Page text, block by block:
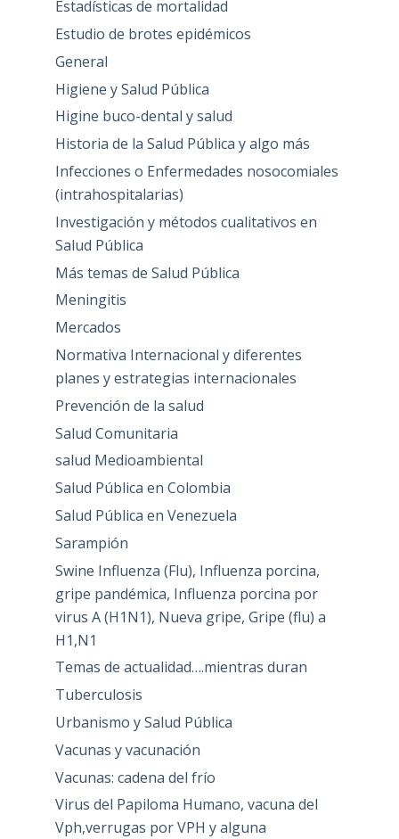
Estadísticas de mortalidad
Estudio de brotes epidémicos
General
Higiene y Salud Pública
Higine buco-dental y salud
Historia de la Salud Pública y algo más
Infecciones o Enfermedades nosocomiales
(intrahospitalarias)
Investigación y métodos cualitativos en
Salud Pública
Más temas de Salud Pública
Meningitis
Mercados
Normativa Internacional y diferentes
planes y estrategias internacionales
Prevención de la salud
Salud Comunitaria
salud Medioambiental
Salud Pública en Colombia
Salud Pública en Venezuela
Sarampión
Swine Influenza (Flu), Influenza porcina,
gripe pandémica, Influenza porcina por
virus A (H1N1), Nueva gripe, Gripe (flu) a
H1,N1
Temas de actualidad….mientras duran
Tuberculosis
Urbanismo y Salud Pública
Vacunas y vacunación
Vacunas: cadena del frío
Virus del Papiloma Humano, vacuna del
Vph,verrugas por VPH y alguna